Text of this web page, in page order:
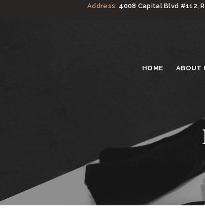
Address: 4008 Capital Blvd #112,
HOME ABOUT